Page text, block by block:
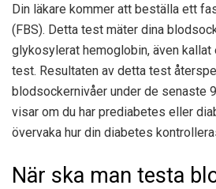
Din läkare kommer att beställa ett
(FBS). Detta test mäter dina
glykosylerat hemoglobin, även kallat
test. Resultaten av detta test
blodsockernivåer under de senaste
visar om du har prediabetes eller
övervaka hur din diabetes
När ska man testa